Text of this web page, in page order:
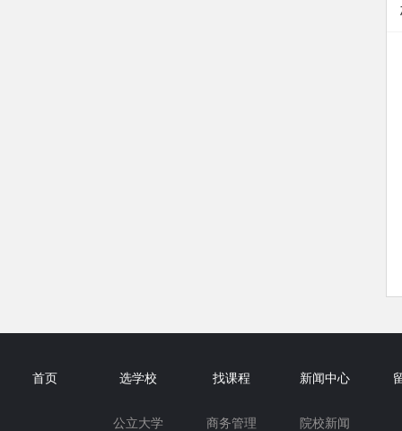
首页 选学校
公立大学
找课程
商务管理
新闻中心
院校新闻